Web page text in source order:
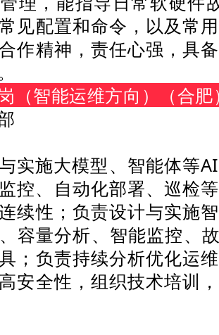
见配置和命令，以及常
作精神，责任心强，具
（智能运维方向）（合肥
实施大模型、智能体等
控、自动化部署、巡检
续性；负责设计与实施
容量分析、智能监控、
；负责持续分析优化运
安全性，组织技术培训